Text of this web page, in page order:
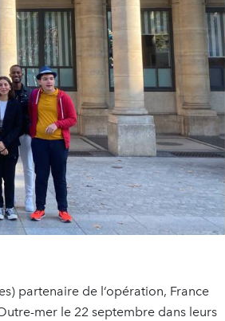
partenaire de l‘opération, France
mer le 22 septembre dans leurs